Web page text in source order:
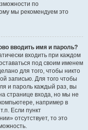
по
мы рекомендуем это
вводить имя и пароль?
входить при каждом
под своим именем
для того, чтобы никто
записью. Для того чтобы
и пароль каждый раз, вы
странице входа, но мы не
например в
Если пункт
отсутствует, то это